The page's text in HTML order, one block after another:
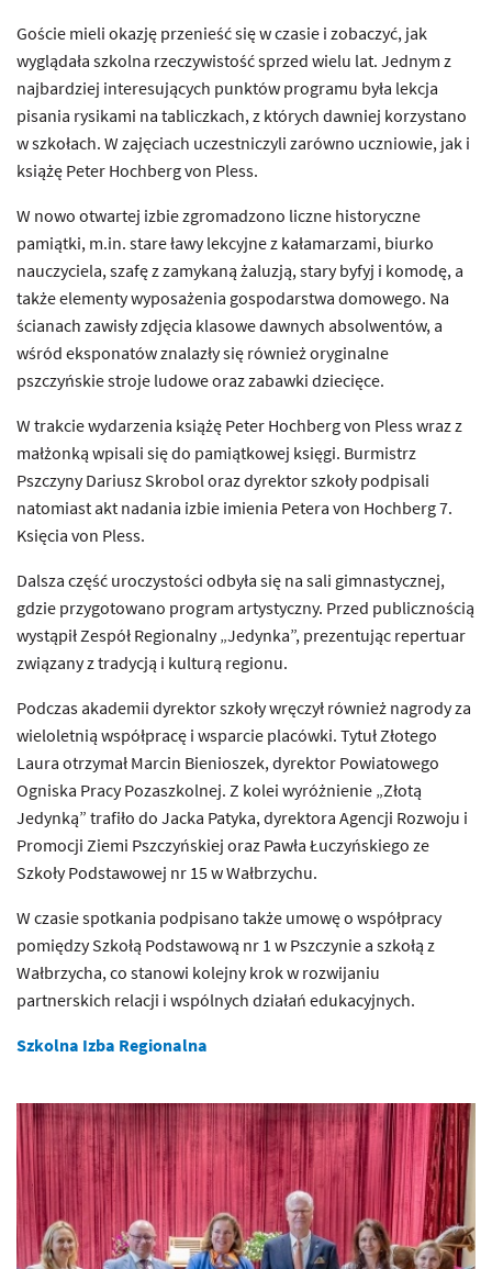
Goście mieli okazję przenieść się w czasie i zobaczyć, jak
wyglądała szkolna rzeczywistość sprzed wielu lat. Jednym z
najbardziej interesujących punktów programu była lekcja
pisania rysikami na tabliczkach, z których dawniej korzystano
w szkołach. W zajęciach uczestniczyli zarówno uczniowie, jak i
książę Peter Hochberg von Pless.
W nowo otwartej izbie zgromadzono liczne historyczne
pamiątki, m.in. stare ławy lekcyjne z kałamarzami, biurko
nauczyciela, szafę z zamykaną żaluzją, stary byfyj i komodę, a
także elementy wyposażenia gospodarstwa domowego. Na
ścianach zawisły zdjęcia klasowe dawnych absolwentów, a
wśród eksponatów znalazły się również oryginalne
pszczyńskie stroje ludowe oraz zabawki dziecięce.
W trakcie wydarzenia książę Peter Hochberg von Pless wraz z
małżonką wpisali się do pamiątkowej księgi. Burmistrz
Pszczyny Dariusz Skrobol oraz dyrektor szkoły podpisali
natomiast akt nadania izbie imienia Petera von Hochberg 7.
Księcia von Pless.
Dalsza część uroczystości odbyła się na sali gimnastycznej,
gdzie przygotowano program artystyczny. Przed publicznością
wystąpił Zespół Regionalny „Jedynka”, prezentując repertuar
związany z tradycją i kulturą regionu.
Podczas akademii dyrektor szkoły wręczył również nagrody za
wieloletnią współpracę i wsparcie placówki. Tytuł Złotego
Laura otrzymał Marcin Bienioszek, dyrektor Powiatowego
Ogniska Pracy Pozaszkolnej. Z kolei wyróżnienie „Złotą
Jedynką” trafiło do Jacka Patyka, dyrektora Agencji Rozwoju i
Promocji Ziemi Pszczyńskiej oraz Pawła Łuczyńskiego ze
Szkoły Podstawowej nr 15 w Wałbrzychu.
W czasie spotkania podpisano także umowę o współpracy
pomiędzy Szkołą Podstawową nr 1 w Pszczynie a szkołą z
Wałbrzycha, co stanowi kolejny krok w rozwijaniu
partnerskich relacji i wspólnych działań edukacyjnych.
Szkolna Izba Regionalna